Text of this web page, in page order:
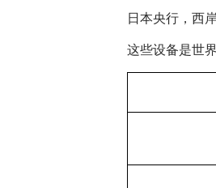
日本央行，西
这些设备是世